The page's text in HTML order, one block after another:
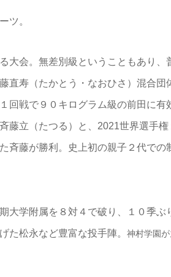
ツ。
大会。無差別級ということもあり、
寿（たかとう・なおひさ）混合団
戦で９０キログラム級の前田に有
藤立（たつる）と、2021世界選手権
斉藤が勝利。史上初の親子２代での
覇
大学附属を８対４で破り、１０季ぶ
た松永など豊富な投手陣。神村学園